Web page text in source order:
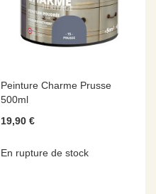
Peinture Charme Prusse
500ml
19,90 €
En rupture de stock